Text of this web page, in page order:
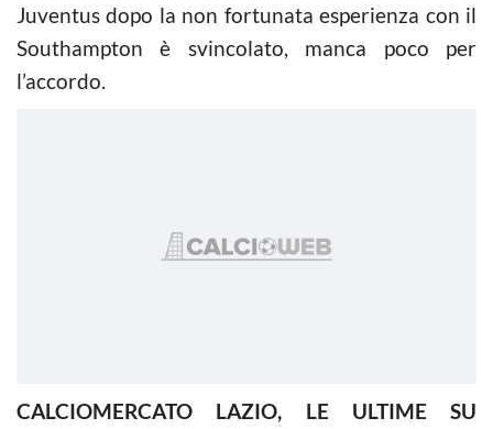
Juventus dopo la non fortunata esperienza con il
Southampton è svincolato, manca poco per
l’accordo.
CALCIOMERCATO LAZIO, LE ULTIME SU